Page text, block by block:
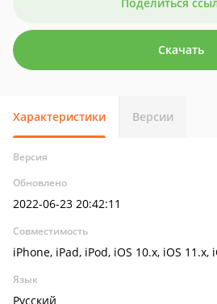
Скачать
Характеристики Версии
Версия
Обновлено
2022-06-23 20:42:11
Совместимость
iPhone, iPad, iPod, iOS 10.x, iOS 11.x,
Язык
Русский